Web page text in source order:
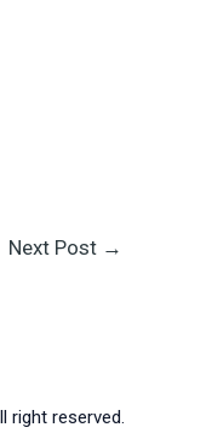
Next Post →
right reserved.